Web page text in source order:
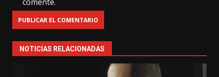
NOTICIAS RELACIONADAS